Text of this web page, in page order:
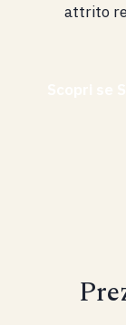
attrito